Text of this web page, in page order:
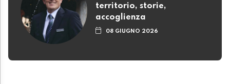
territorio, storie,
accoglienza
08 GIUGNO 2026